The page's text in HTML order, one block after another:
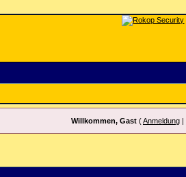
Willkommen, Gast(Anmeldung|